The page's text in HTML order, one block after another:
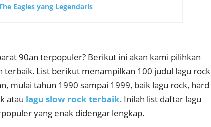
Eagles yang Legendaris
90an terpopuler? Berikut ini akan kami pilihkan
terbaik. List berikut menampilkan 100 judul lagu rock
mulai tahun 1990 sampai 1999, baik lagu rock, hard
atau lagu slow rock terbaik. Inilah list daftar lagu
yang enak didengar lengkap.